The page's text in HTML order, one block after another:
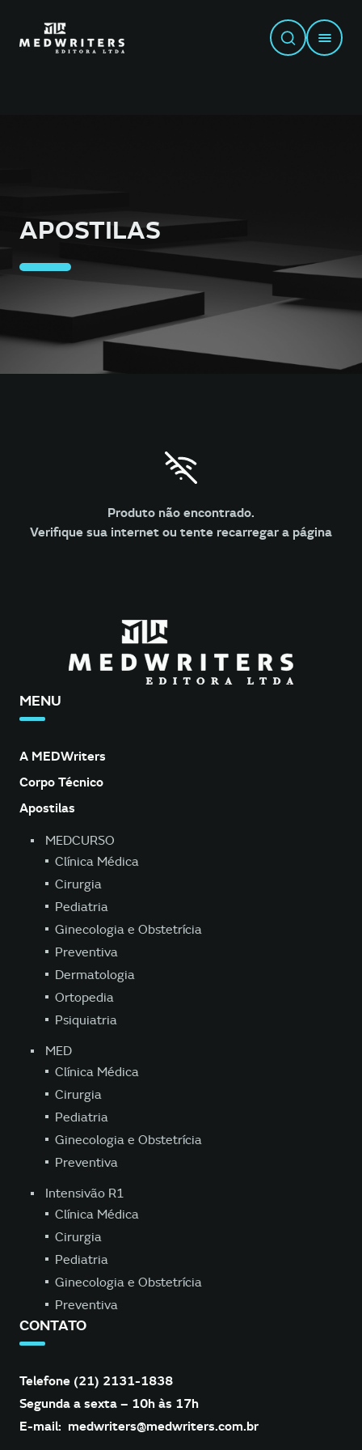
APOSTILAS
Produto não encontrado.
Verifique sua internet ou tente recarregar a página
MENU
A MEDWriters
Corpo Técnico
Apostilas
MEDCURSO
Clínica Médica
Cirurgia
Pediatria
Ginecologia e Obstetrícia
Preventiva
Dermatologia
Ortopedia
Psiquiatria
MED
Clínica Médica
Cirurgia
Pediatria
Ginecologia e Obstetrícia
Preventiva
Intensivão R1
Clínica Médica
Cirurgia
Pediatria
Ginecologia e Obstetrícia
Preventiva
CONTATO
Telefone (21) 2131-1838
Segunda a sexta – 10h às 17h
E-mail: medwriters@medwriters.com.br